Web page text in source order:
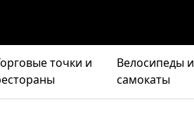
точки и
Велосипеды и
самокаты